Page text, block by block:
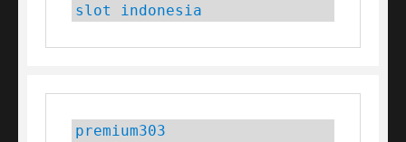
slot indonesia
premium303